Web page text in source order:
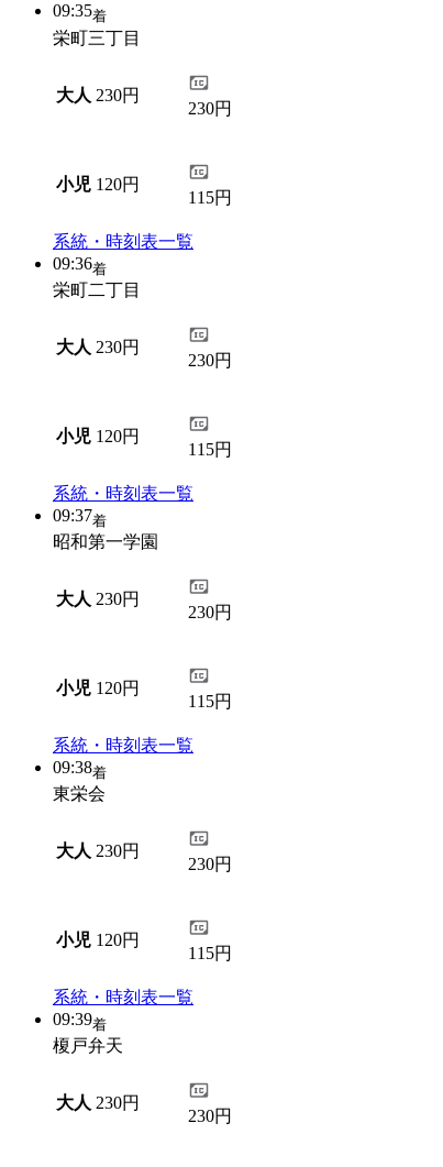
09:35着
栄町三丁目
大人 230円
230円
小児 120円
115円
系統・時刻表一覧
09:36着
栄町二丁目
大人 230円
230円
小児 120円
115円
系統・時刻表一覧
09:37着
昭和第一学園
大人 230円
230円
小児 120円
115円
系統・時刻表一覧
09:38着
東栄会
大人 230円
230円
小児 120円
115円
系統・時刻表一覧
09:39着
榎戸弁天
大人 230円
230円